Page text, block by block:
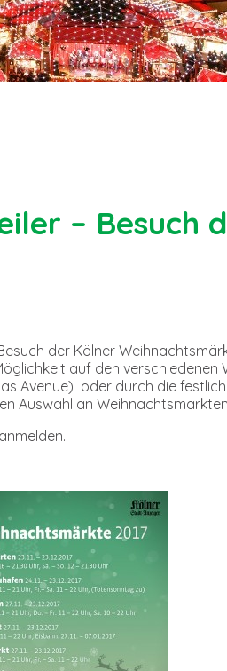
– Besuch
der Kölner
auf den verschiedenen
Avenue) oder durch die
Auswahl an